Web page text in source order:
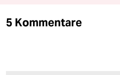
5 Kommentare